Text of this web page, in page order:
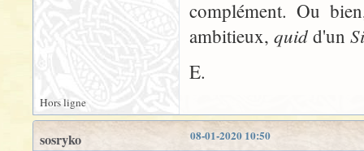
complément. Ou
ambitieux, quid d'un
E.
Hors ligne
08-01-2020 10:50
sosryko